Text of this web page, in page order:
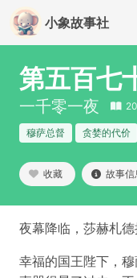
小象故事社
第五百七
一千零一夜
穆萨总督 贪婪的代价
收藏 故事信
夜幕降临，莎赫札德
幸福的国王陛下，